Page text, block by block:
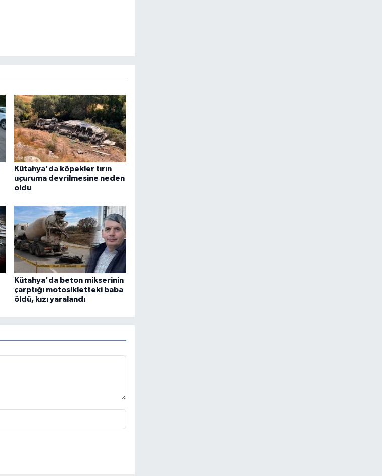
Kütahya'da köpekler tırın
uçuruma devrilmesine neden
oldu
Kütahya'da beton mikserinin
çarptığı motosikletteki baba
öldü, kızı yaralandı